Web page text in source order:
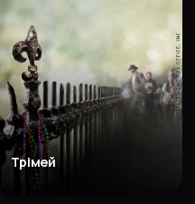
Трімей